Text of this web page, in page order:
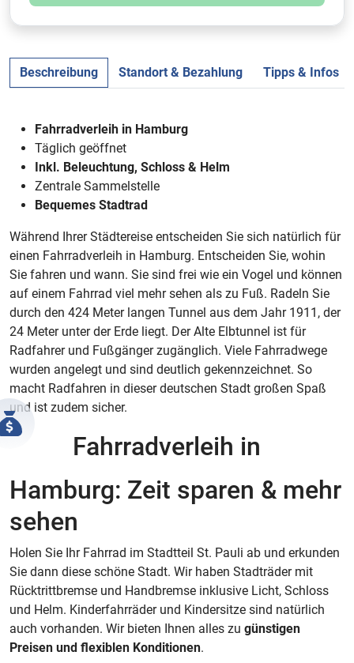
Beschreibung Standort & Bezahlung Tipps & Infos
Fahrradverleih in Hamburg
Täglich geöffnet
Inkl. Beleuchtung, Schloss & Helm
Zentrale Sammelstelle
Bequemes Stadtrad
Während Ihrer Städtereise entscheiden Sie sich natürlich für
einen Fahrradverleih in Hamburg. Entscheiden Sie, wohin
Sie fahren und wann. Sie sind frei wie ein Vogel und können
auf einem Fahrrad viel mehr sehen als zu Fuß. Radeln Sie
durch den 424 Meter langen Tunnel aus dem Jahr 1911, der
24 Meter unter der Erde liegt. Der Alte Elbtunnel ist für
Radfahrer und Fußgänger zugänglich. Viele Fahrradwege
wurden angelegt und sind deutlich gekennzeichnet. So
macht Radfahren in dieser deutschen Stadt großen Spaß
und ist zudem sicher.
Fahrradverleih in
Hamburg: Zeit sparen & mehr
sehen
Holen Sie Ihr Fahrrad im Stadtteil St. Pauli ab und erkunden
Sie dann diese schöne Stadt. Wir haben Stadträder mit
Rücktrittbremse und Handbremse inklusive Licht, Schloss
und Helm. Kinderfahrräder und Kindersitze sind natürlich
auch vorhanden. Wir bieten Ihnen alles zu günstigen
Preisen und flexiblen Konditionen.